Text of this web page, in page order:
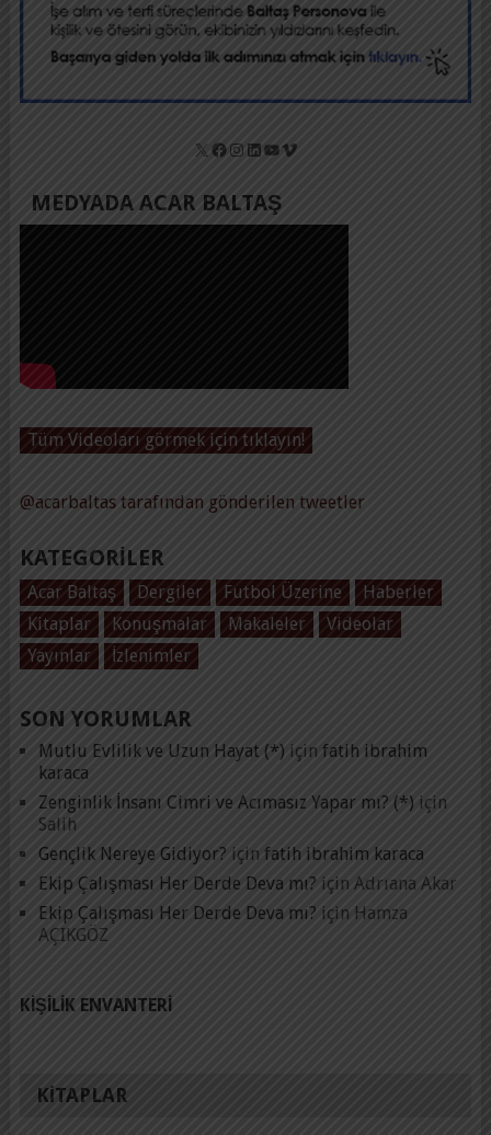
X Facebook
Instagram
LinkedIn
YouTube
Vimeo
MEDYADA ACAR BALTAŞ
Tüm Videoları görmek için tıklayın!
@acarbaltas tarafından gönderilen tweetler
KATEGORILER
Acar Baltaş Dergiler Futbol Üzerine
Haberler
Kitaplar
Konuşmalar Makaleler
Videolar
Yayınlar
İzlenimler
SON YORUMLAR
Mutlu Evlilik ve Uzun Hayat (*) için fatih ibrahim
karaca
Zenginlik İnsanı Cimri ve Acımasız Yapar mı? (*) için
Salih
Gençlik Nereye Gidiyor? için fatih ibrahim karaca
Ekip Çalışması Her Derde Deva mı? için Adrıana Akar
Ekip Çalışması Her Derde Deva mı? için Hamza
AÇIKGÖZ
KIŞILIK ENVANTERI
KITAPLAR